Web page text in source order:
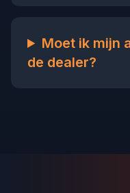
Moet ik mijn
de dealer?